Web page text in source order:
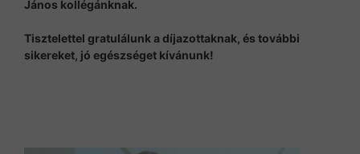
János kollégánknak.
Tisztelettel gratulálunk a díjazottaknak, és további
sikereket, jó egészséget kívánunk!